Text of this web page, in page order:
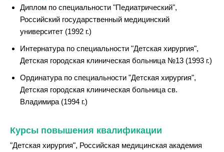
Диплом по специальности "Педиатрический",
Российский государственный медицинский
университет (1992 г.)
Интернатура по специальности "Детская хирургия",
Детская городская клиническая больница №13 (1993 г.)
Ординатура по специальности "Детская хирургия",
Детская городская клиническая больница св.
Владимира (1994 г.)
Курсы повышения квалификации
"Детская хирургия", Российская медицинская академия